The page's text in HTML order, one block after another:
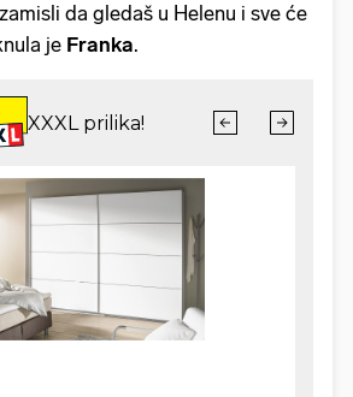
da gledaš u Helenu i sve će
je Franka.